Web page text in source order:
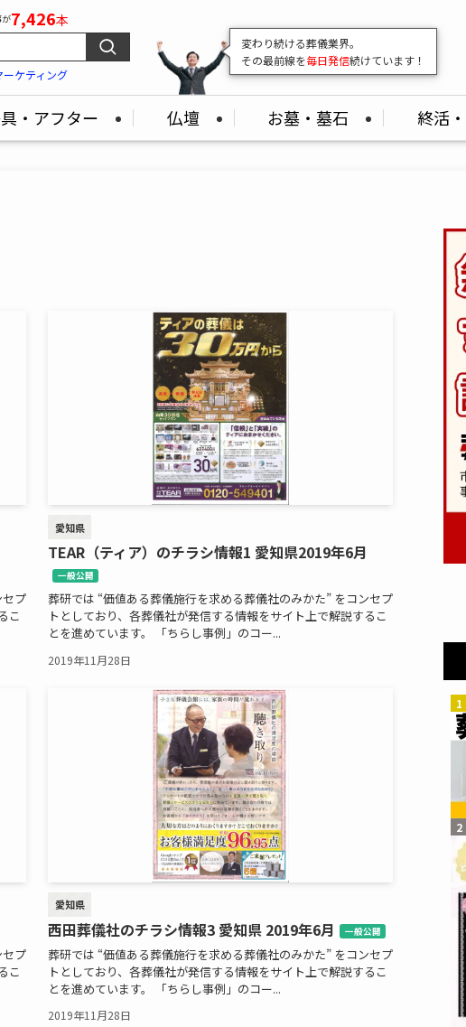
7,426本
ーケティング
変わり続ける葬儀業界。
その最前線を毎日発信続けています！
・アフター 仏壇 お墓・墓石 終活
プ
こ
愛知県
TEAR（ティア）のチラシ情報1 愛知県2019年6月
一般公開
葬研では “価値ある葬儀施行を求める葬儀社のみかた” をコンセプ
トとしており、各葬儀社が発信する情報をサイト上で解説するこ
とを進めています。 「ちらし事例」のコー...
2019年11月28日
プ
こ
愛知県
西田葬儀社のチラシ情報3 愛知県 2019年6月 一般公開
葬研では “価値ある葬儀施行を求める葬儀社のみかた” をコンセプ
トとしており、各葬儀社が発信する情報をサイト上で解説するこ
とを進めています。 「ちらし事例」のコー...
2019年11月28日
1
2